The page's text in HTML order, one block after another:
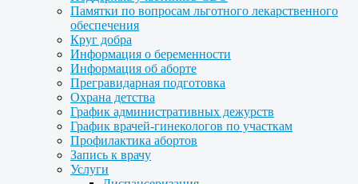
Памятки по вопросам льготного лекарственного
обеспечения
Круг добра
Информация о беременности
Информация об аборте
Прегравидарная подготовка
Охрана детства
График административных дежурств
График врачей-гинекологов по участкам
Профилактика абортов
Запись к врачу
Услуги